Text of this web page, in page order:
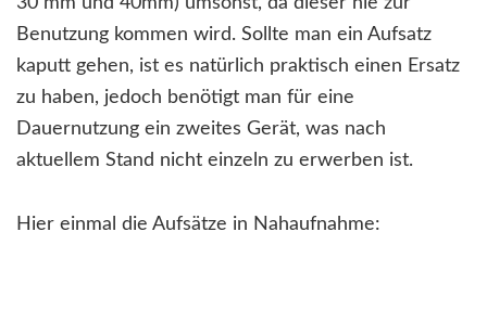
Benutzung kommen wird. Sollte man ein Aufsatz
kaputt gehen, ist es natürlich praktisch einen Ersatz
zu haben, jedoch benötigt man für eine
Dauernutzung ein zweites Gerät, was nach
aktuellem Stand nicht einzeln zu erwerben ist.
Hier einmal die Aufsätze in Nahaufnahme: